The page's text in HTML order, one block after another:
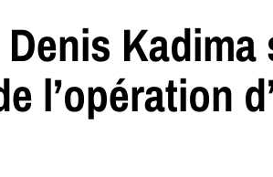
l’opération